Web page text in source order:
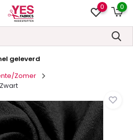
0 0
kwaliteit&Lage prijzen
Zomer